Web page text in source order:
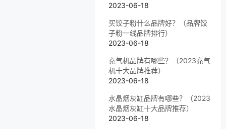
2023-06-18
买饺子粉什么品牌好？（品牌饺
子粉一线品牌排行）
2023-06-18
充气机品牌有哪些？（2023充气
机十大品牌推荐）
2023-06-18
水晶烟灰缸品牌有哪些？（2023
水晶烟灰缸十大品牌推荐）
2023-06-18